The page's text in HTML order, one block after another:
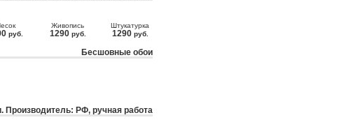
руб.
Живопись
1290 руб.
Штукатурка
1290 руб.
Бесшовные обои
Производитель: РФ, ручная работа